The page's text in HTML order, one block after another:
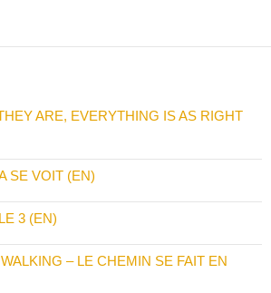
ARE, EVERYTHING IS AS RIGHT
SE VOIT (EN)
3 (EN)
– LE CHEMIN SE FAIT EN